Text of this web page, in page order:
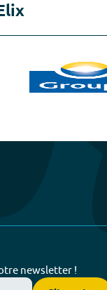
newsletter !